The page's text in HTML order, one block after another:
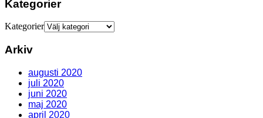
Kategorier
Kategorier
Arkiv
augusti 2020
juli 2020
juni 2020
maj 2020
april 2020